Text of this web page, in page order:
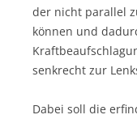
der nicht parallel
können und
senkrecht zur
Dabei soll die